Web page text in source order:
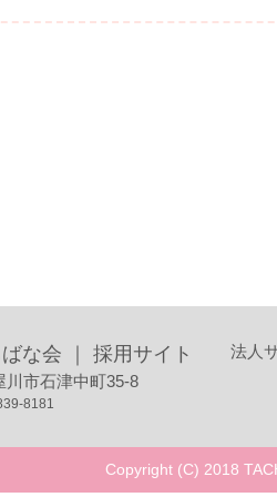
な会 ｜ 採用サイト
市石津中町35-8
8181
法人
Copyright (C) 2018